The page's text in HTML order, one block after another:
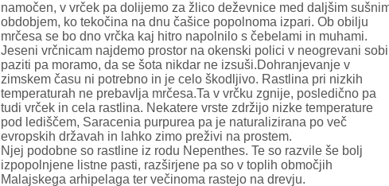
namočen, v vrček pa dolijemo za žlico deževnice med daljšim
obdobjem, ko tekočina na dnu čašice popolnoma izpari. Ob obilju
mrčesa se bo dno vrčka kaj hitro napolnilo s čebelami in muhami.
Jeseni vrčnicam najdemo prostor na okenski polici v neogrevani
paziti pa moramo, da se šota nikdar ne izsuši.Dohranjevanje v
zimskem času ni potrebno in je celo škodljivo. Rastlina pri nizkih
temperaturah ne prebavlja mrčesa.Ta v vrčku zgnije, posledično pa
tudi vrček in cela rastlina. Nekatere vrste zdržijo nizke temperature
pod lediščem, Saracenia purpurea pa je naturalizirana po več
evropskih državah in lahko zimo preživi na prostem.
Njej podobne so rastline iz rodu Nepenthes. Te so razvile še bolj
izpopolnjene listne pasti, razširjene pa so v toplih območjih
Malajskega arhipelaga ter večinoma rastejo na drevju.